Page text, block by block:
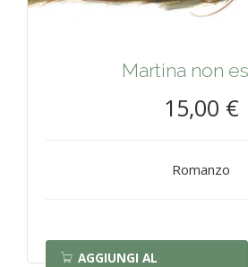
Martina non
15,00 €
Romanzo
AGGIUNGI AL